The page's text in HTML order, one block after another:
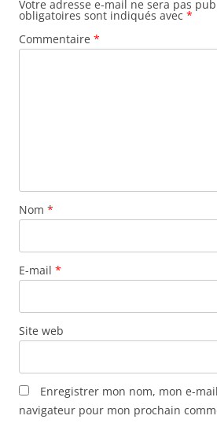
Votre adresse e-mail ne sera pas
obligatoires sont indiqués avec *
Commentaire *
Nom *
E-mail *
Site web
Enregistrer mon nom, mon e-
navigateur pour mon prochain